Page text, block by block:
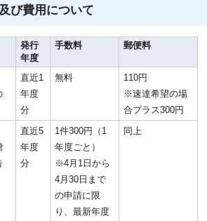
び費用について
発行
年度
手数料 郵便料
直近1
年度
分
無料
110円
※速達希望の場
合プラス300円
直近5
年度
分
1件300円（1
年度ごと）
※4月1日から
4月30日まで
の申請に限
り、最新年度
同上